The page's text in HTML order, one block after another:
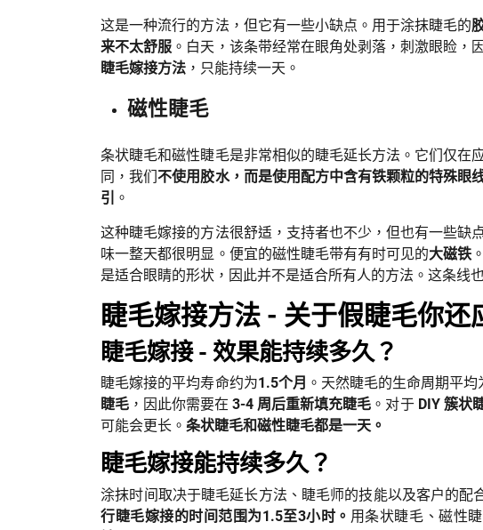
这是一种流行的方法，但它有一些小缺点。用于涂抹睫毛的
来不太舒服 。白天，该条带经常在眼角处剥落，刺激眼睑，
睫毛嫁接方法 ，只能持续一天。
磁性睫毛
条状睫毛和磁性睫毛是非常相似的睫毛延长方法。它们仅在
同，我们不使用胶水，而是使用配方中含有铁颗粒的特殊眼
引 。
这种睫毛嫁接的方法很舒适，支持者也不少，但也有一些缺
味一整天都很明显。便宜的磁性睫毛带有有时可见的大磁铁
是适合眼睛的形状，因此并不是适合所有人的方法。这条线
睫毛嫁接方法 - 关于假睫毛你还
睫毛嫁接 - 效果能持续多久？
睫毛嫁接的平均寿命约为1.5个月 。天然睫毛的生命周期平均
睫毛 ，因此你需要在3-4 周后重新填充睫毛 。对于 DIY 簇状
可能会更长。 条状睫毛和磁性睫毛都是一天。
睫毛嫁接能持续多久？
涂抹时间取决于睫毛延长方法、睫毛师的技能以及客户的配
行睫毛嫁接的时间范围为1.5至3小时。 用条状睫毛、磁性